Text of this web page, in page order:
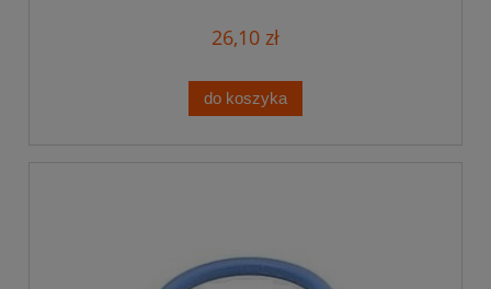
26,10 zł
do koszyka